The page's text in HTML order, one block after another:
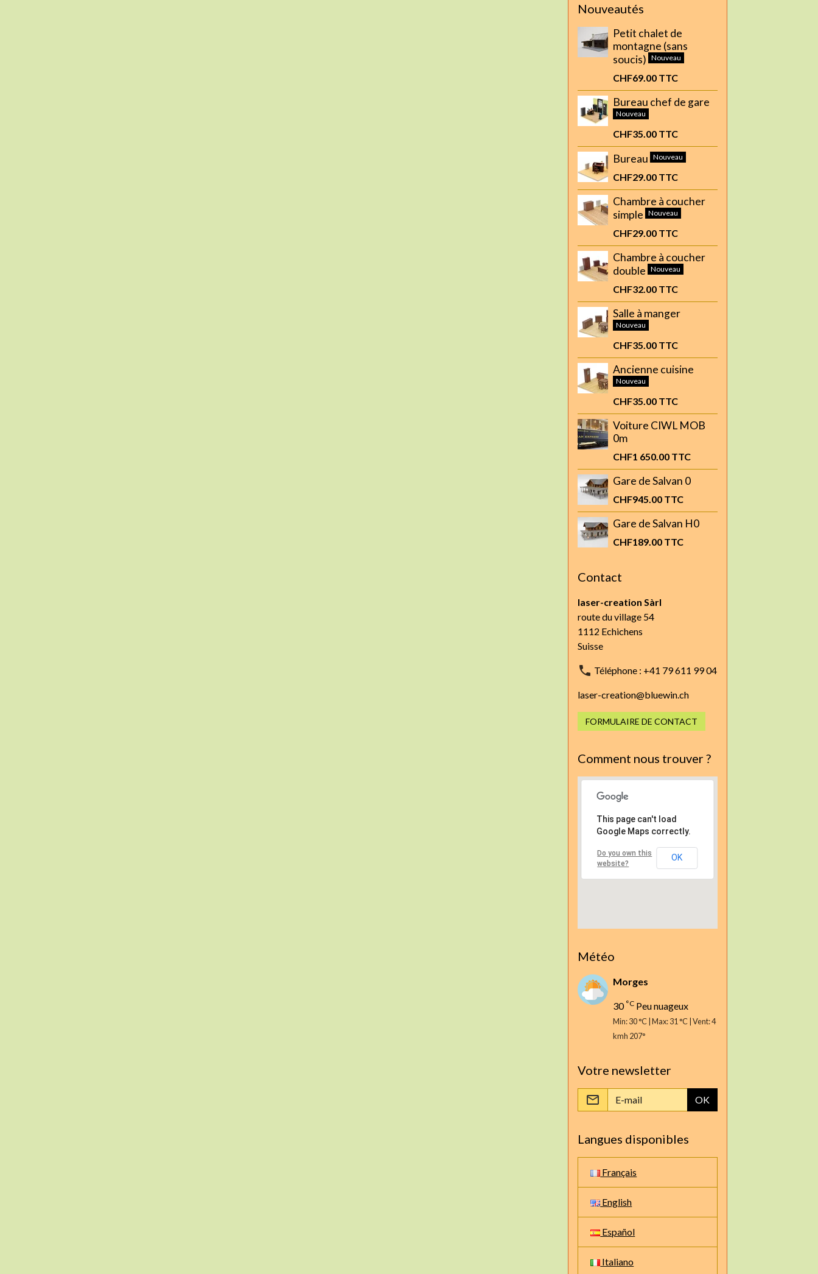
Nouveautés
Petit chalet de
montagne (sans
soucis)
Nouveau
CHF69.00 TTC
Bureau chef de gare
Nouveau
CHF35.00 TTC
Bureau Nouveau
CHF29.00 TTC
Chambre à coucher
simple
Nouveau
CHF29.00 TTC
Chambre à coucher
double
Nouveau
CHF32.00 TTC
Salle à manger
Nouveau
CHF35.00 TTC
Ancienne cuisine
Nouveau
CHF35.00 TTC
Voiture CIWL MOB
0m
CHF1 650.00 TTC
Gare de Salvan 0
CHF945.00 TTC
Gare de Salvan H0
CHF189.00 TTC
Contact
laser-creation Sàrl
route du village 54
1112 Echichens
Suisse
Téléphone : +41 79 611 99 04
laser-creation@bluewin.ch
FORMULAIRE DE CONTACT
Comment nous trouver ?
This page can't load
Google Maps correctly.
Do you own this
website?
OK
Météo
Morges
30 °C Peu nuageux
Min: 30 °C | Max: 31 °C | Vent: 4
kmh 207°
Votre newsletter
OK
Langues disponibles
Français
English
Español
Italiano